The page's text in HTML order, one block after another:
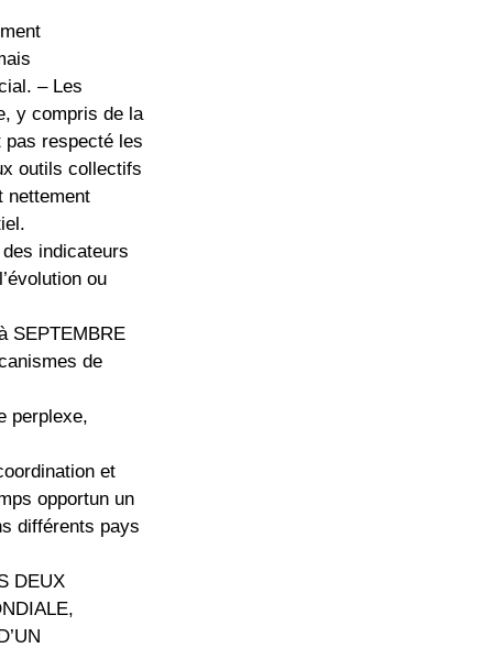
– Les
y compris de la
pas respecté les
outils collectifs
nettement
indicateurs
ou
SEPTEMBRE
de
perplexe,
et
opportun un
différents pays
DEUX